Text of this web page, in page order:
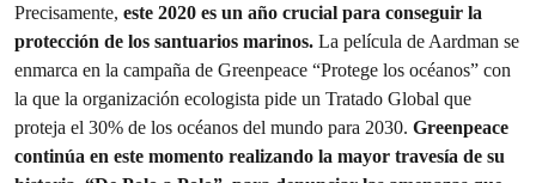
Precisamente, este 2020 es un año crucial para conseguir la
protección de los santuarios marinos. La película de Aardman se
enmarca en la campaña de Greenpeace “Protege los océanos” con
la que la organización ecologista pide un Tratado Global que
proteja el 30% de los océanos del mundo para 2030. Greenpeace
continúa en este momento realizando la mayor travesía de su